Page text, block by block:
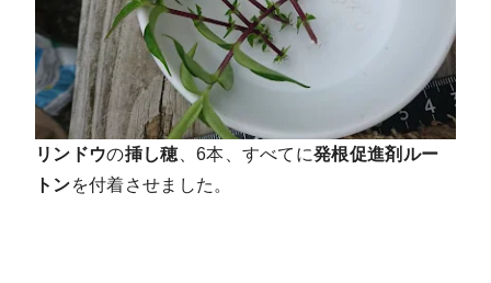
リンドウの挿し穂、6本、すべてに発根促進剤ルー
トンを付着させました。